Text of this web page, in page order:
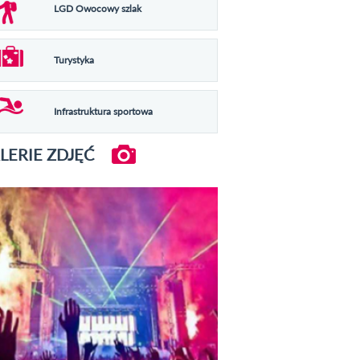
LGD Owocowy szlak
Turystyka
Infrastruktura sportowa
ZDJĘĆ